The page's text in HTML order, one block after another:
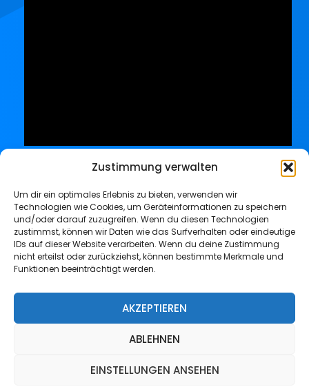
Zustimmung verwalten
Um dir ein optimales Erlebnis zu bieten, verwenden wir
Technologien wie Cookies, um Geräteinformationen zu speichern
und/oder darauf zuzugreifen. Wenn du diesen Technologien
zustimmst, können wir Daten wie das Surfverhalten oder eindeutige
IDs auf dieser Website verarbeiten. Wenn du deine Zustimmung
nicht erteilst oder zurückziehst, können bestimmte Merkmale und
Funktionen beeinträchtigt werden.
AKZEPTIEREN
ABLEHNEN
EINSTELLUNGEN ANSEHEN
Impressum
Datenschutz